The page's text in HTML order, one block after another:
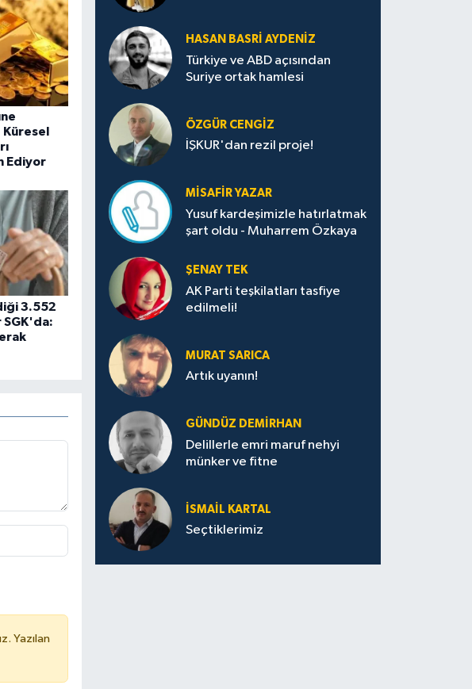
Küresel
Ediyor
3.552
SGK'da:
Yazılan
HASAN BASRI AYDENIZ
Türkiye ve ABD açısından
Suriye ortak hamlesi
ÖZGÜR CENGIZ
İŞKUR'dan rezil proje!
MISAFIR YAZAR
Yusuf kardeşimizle hatırlatmak
şart oldu - Muharrem Özkaya
ŞENAY TEK
AK Parti teşkilatları tasfiye
edilmeli!
MURAT SARICA
Artık uyanın!
GÜNDÜZ DEMIRHAN
Delillerle emri maruf nehyi
münker ve fitne
İSMAIL KARTAL
Seçtiklerimiz